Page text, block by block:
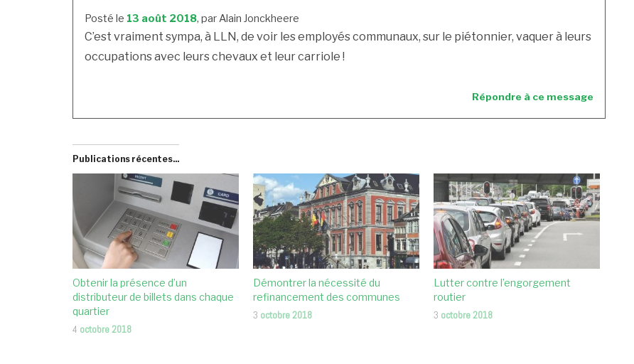
Posté le 13 août 2018, par Alain Jonckheere
C’est vraiment sympa, à LLN, de voir les employés communaux, sur le piétonnier, vaquer à leurs
occupations avec leurs chevaux et leur carriole !
Répondre à ce message
Publications récentes...
Obtenir la présence d’un
distributeur de billets dans chaque
quartier
4 octobre 2018
Démontrer la nécessité du
refinancement des communes
3 octobre 2018
Lutter contre l’engorgement
routier
3 octobre 2018